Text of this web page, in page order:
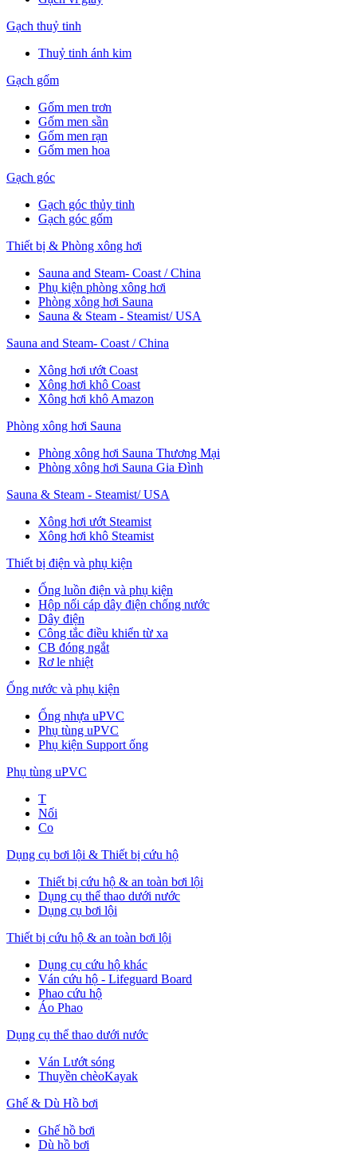
Gạch thuỷ tinh
Thuỷ tinh ánh kim
Gạch gốm
Gốm men trơn
Gốm men sần
Gốm men rạn
Gốm men hoa
Gạch góc
Gạch góc thủy tinh
Gạch góc gốm
Thiết bị & Phòng xông hơi
Sauna and Steam- Coast / China
Phụ kiện phòng xông hơi
Phòng xông hơi Sauna
Sauna & Steam - Steamist/ USA
Sauna and Steam- Coast / China
Xông hơi ướt Coast
Xông hơi khô Coast
Xông hơi khô Amazon
Phòng xông hơi Sauna
Phòng xông hơi Sauna Thương Mại
Phòng xông hơi Sauna Gia Đình
Sauna & Steam - Steamist/ USA
Xông hơi ướt Steamist
Xông hơi khô Steamist
Thiết bị điện và phụ kiện
Ống luồn điện và phụ kiện
Hộp nối cáp dây điện chống nước
Dây điện
Công tắc điều khiển từ xa
CB đóng ngắt
Rơ le nhiệt
Ống nước và phụ kiện
Ống nhựa uPVC
Phụ tùng uPVC
Phụ kiện Support ống
Phụ tùng uPVC
T
Nối
Co
Dụng cụ bơi lội & Thiết bị cứu hộ
Thiết bị cứu hộ & an toàn bơi lội
Dụng cụ thể thao dưới nước
Dụng cụ bơi lội
Thiết bị cứu hộ & an toàn bơi lội
Dụng cụ cứu hộ khác
Ván cứu hộ - Lifeguard Board
Phao cứu hộ
Áo Phao
Dụng cụ thể thao dưới nước
Ván Lướt sóng
Thuyền chèoKayak
Ghế & Dù Hồ bơi
Ghế hồ bơi
Dù hồ bơi